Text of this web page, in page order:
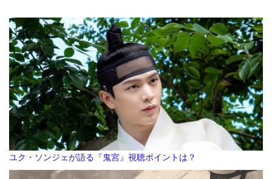
ユク・ソンジェが語る『鬼宮』視聴ポイントは？